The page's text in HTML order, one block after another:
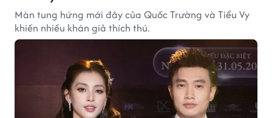
Màn tung hứng mới đây của Quốc Trường và Tiểu Vy
khiến nhiều khán giả thích thú.